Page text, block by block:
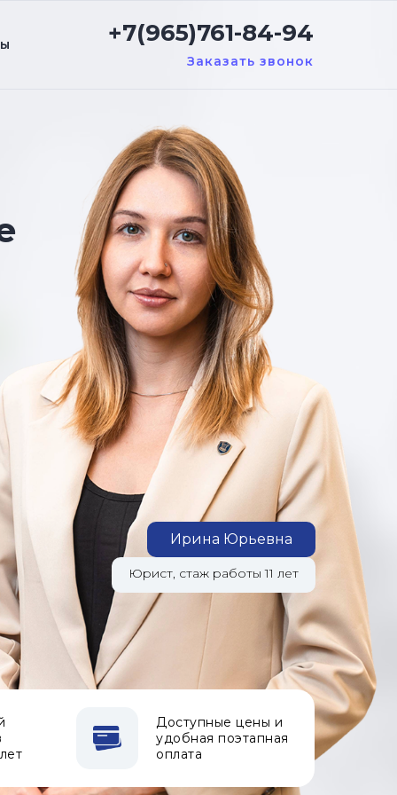
Ирина Юрьевна
Юрист, стаж работы 11 лет
Доступные цены и
удобная поэтапная
оплата
+7(965)761-84-94
Заказать звонок